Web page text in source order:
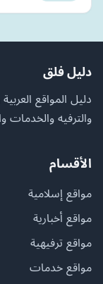
دليل فلق
دليل المواقع
والترفيه والخدمات
الأقسام
مواقع إسلامية
مواقع أخبارية
مواقع ترفيهية
مواقع خدمات